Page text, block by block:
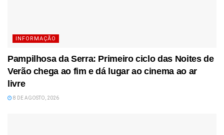
INFORMAÇÃO
Pampilhosa da Serra: Primeiro ciclo das Noites de
Verão chega ao fim e dá lugar ao cinema ao ar
livre
8 DE AGOSTO, 2026